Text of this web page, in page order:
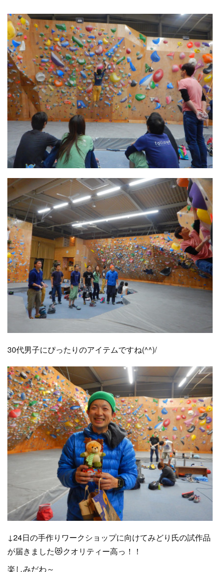
30代男子にぴったりのアイテムですね(^^)/
↓24日の手作りワークショップに向けてみどり氏の試作品
が届きました😻クオリティー高っ！！
楽しみだわ～